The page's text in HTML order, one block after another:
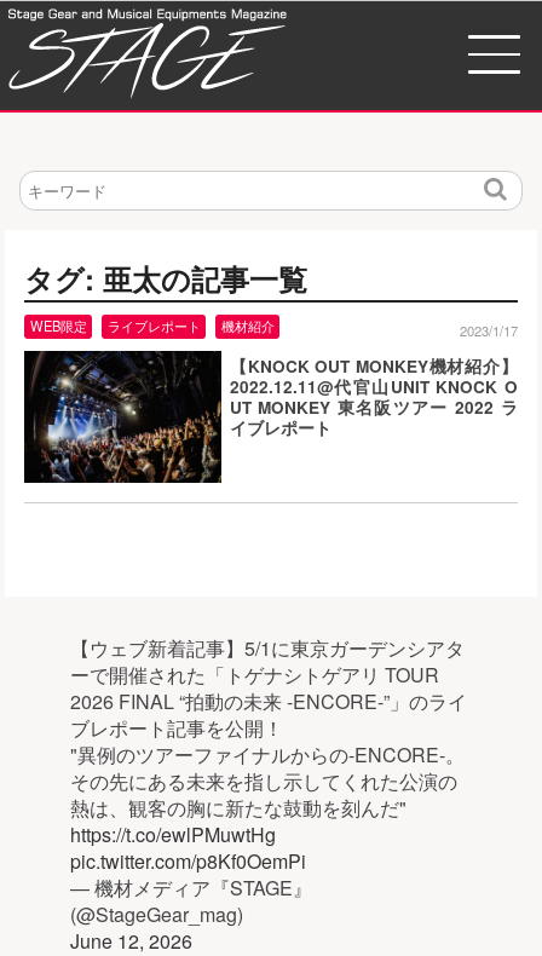
検
タグ: 亜太の記事一覧
【KNOCK OUT MONKEY機材紹介】
2022.12.11@代官山UNIT KNOCK O
UT MONKEY 東名阪ツアー 2022 ラ
イブレポート
WEB限定 ライブレポート 機材紹介 2023/1/17
【ウェブ新着記事】5/1に東京ガーデンシアタ
ーで開催された「トゲナシトゲアリ TOUR
2026 FINAL “拍動の未来 -ENCORE-”」のライ
ブレポート記事を公開！
"異例のツアーファイナルからの-ENCORE-。
その先にある未来を指し示してくれた公演の
熱は、観客の胸に新たな鼓動を刻んだ"
https://t.co/ewlPMuwtHg
pic.twitter.com/p8Kf0OemPi
— 機材メディア『STAGE』
(@StageGear_mag)
June 12, 2026